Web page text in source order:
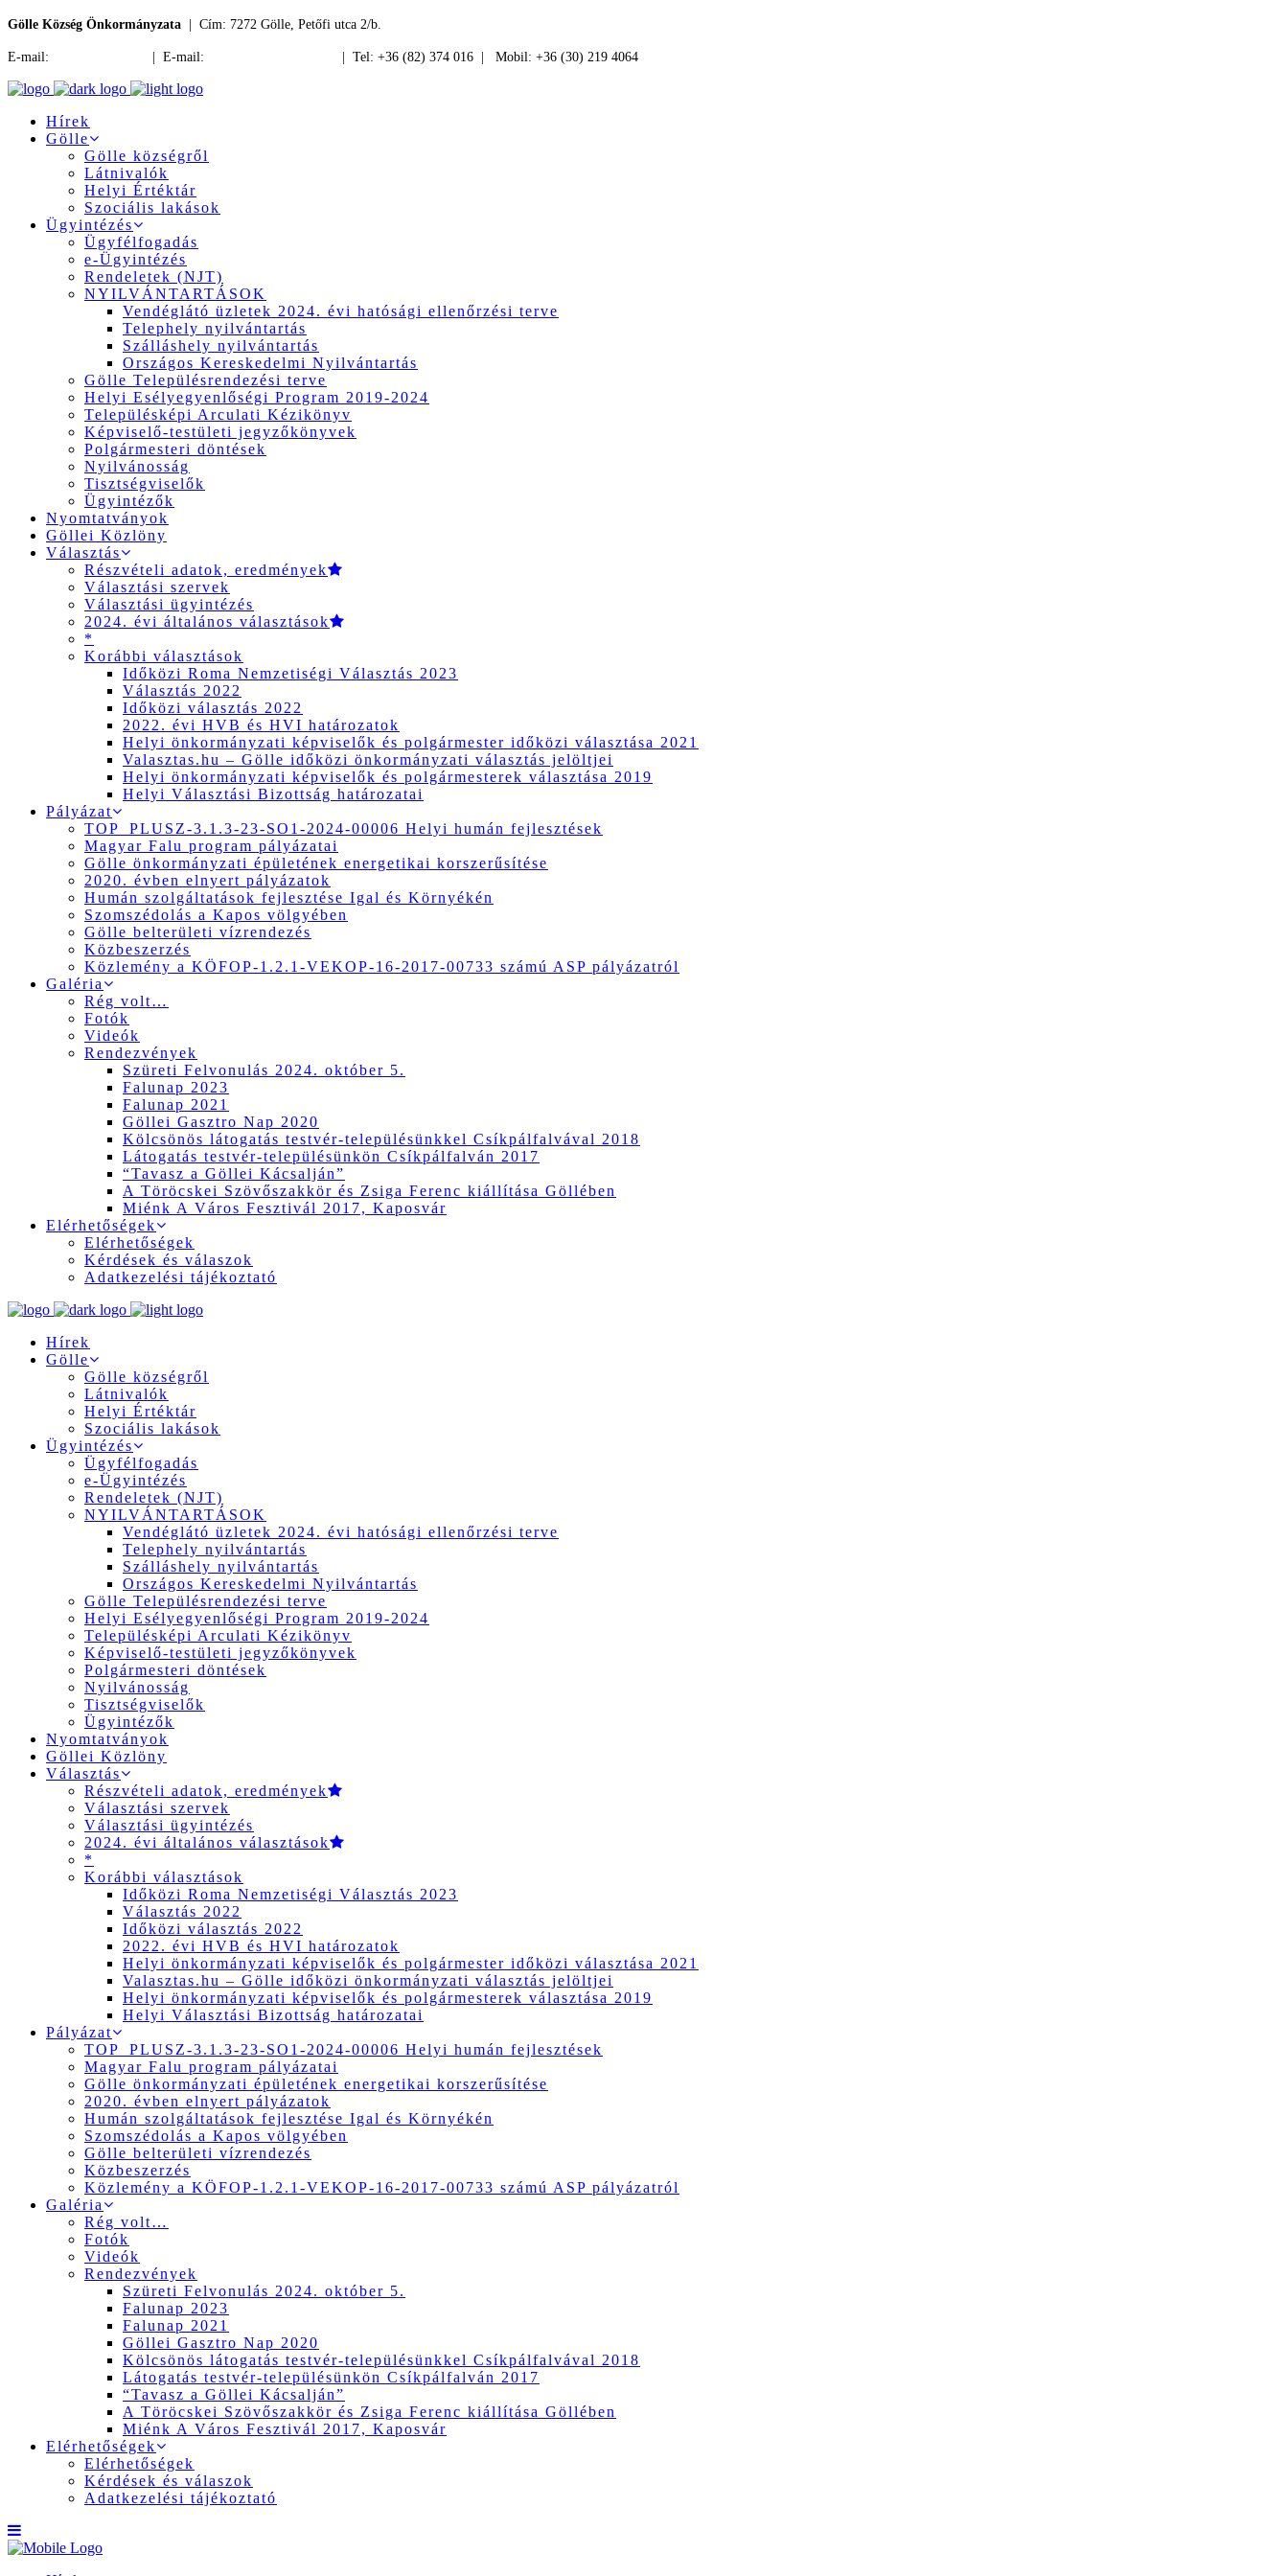
Gölle Község Önkormányzata | Cím: 7272 Gölle, Petőfi utca 2/b.
E-mail: | E-mail: | Tel: +36 (82) 374 016 | Mobil: +36 (30) 219 4064
Hírek
Gölle
Gölle községről
Látnivalók
Helyi Értéktár
Szociális lakások
Ügyintézés
Ügyfélfogadás
e-Ügyintézés
Rendeletek (NJT)
NYILVÁNTARTÁSOK
Vendéglátó üzletek 2024. évi hatósági ellenőrzési terve
Telephely nyilvántartás
Szálláshely nyilvántartás
Országos Kereskedelmi Nyilvántartás
Gölle Településrendezési terve
Helyi Esélyegyenlőségi Program 2019-2024
Településképi Arculati Kézikönyv
Képviselő-testületi jegyzőkönyvek
Polgármesteri döntések
Nyilvánosság
Tisztségviselők
Ügyintézők
Nyomtatványok
Göllei Közlöny
Választás
Részvételi adatok, eredmények
Választási szervek
Választási ügyintézés
2024. évi általános választások
*
Korábbi választások
Időközi Roma Nemzetiségi Választás 2023
Választás 2022
Időközi választás 2022
2022. évi HVB és HVI határozatok
Helyi önkormányzati képviselők és polgármester időközi választása 2021
Valasztas.hu – Gölle időközi önkormányzati választás jelöltjei
Helyi önkormányzati képviselők és polgármesterek választása 2019
Helyi Választási Bizottság határozatai
Pályázat
TOP_PLUSZ-3.1.3-23-SO1-2024-00006 Helyi humán fejlesztések
Magyar Falu program pályázatai
Gölle önkormányzati épületének energetikai korszerűsítése
2020. évben elnyert pályázatok
Humán szolgáltatások fejlesztése Igal és Környékén
Szomszédolás a Kapos völgyében
Gölle belterületi vízrendezés
Közbeszerzés
Közlemény a KÖFOP-1.2.1-VEKOP-16-2017-00733 számú ASP pályázatról
Galéria
Rég volt…
Fotók
Videók
Rendezvények
Szüreti Felvonulás 2024. október 5.
Falunap 2023
Falunap 2021
Göllei Gasztro Nap 2020
Kölcsönös látogatás testvér-településünkkel Csíkpálfalvával 2018
Látogatás testvér-településünkön Csíkpálfalván 2017
“Tavasz a Göllei Kácsalján”
A Töröcskei Szövőszakkör és Zsiga Ferenc kiállítása Göllében
Miénk A Város Fesztivál 2017, Kaposvár
Elérhetőségek
Elérhetőségek
Kérdések és válaszok
Adatkezelési tájékoztató
Hírek
Gölle
Gölle községről
Látnivalók
Helyi Értéktár
Szociális lakások
Ügyintézés
Ügyfélfogadás
e-Ügyintézés
Rendeletek (NJT)
NYILVÁNTARTÁSOK
Vendéglátó üzletek 2024. évi hatósági ellenőrzési terve
Telephely nyilvántartás
Szálláshely nyilvántartás
Országos Kereskedelmi Nyilvántartás
Gölle Településrendezési terve
Helyi Esélyegyenlőségi Program 2019-2024
Településképi Arculati Kézikönyv
Képviselő-testületi jegyzőkönyvek
Polgármesteri döntések
Nyilvánosság
Tisztségviselők
Ügyintézők
Nyomtatványok
Göllei Közlöny
Választás
Részvételi adatok, eredmények
Választási szervek
Választási ügyintézés
2024. évi általános választások
*
Korábbi választások
Időközi Roma Nemzetiségi Választás 2023
Választás 2022
Időközi választás 2022
2022. évi HVB és HVI határozatok
Helyi önkormányzati képviselők és polgármester időközi választása 2021
Valasztas.hu – Gölle időközi önkormányzati választás jelöltjei
Helyi önkormányzati képviselők és polgármesterek választása 2019
Helyi Választási Bizottság határozatai
Pályázat
TOP_PLUSZ-3.1.3-23-SO1-2024-00006 Helyi humán fejlesztések
Magyar Falu program pályázatai
Gölle önkormányzati épületének energetikai korszerűsítése
2020. évben elnyert pályázatok
Humán szolgáltatások fejlesztése Igal és Környékén
Szomszédolás a Kapos völgyében
Gölle belterületi vízrendezés
Közbeszerzés
Közlemény a KÖFOP-1.2.1-VEKOP-16-2017-00733 számú ASP pályázatról
Galéria
Rég volt…
Fotók
Videók
Rendezvények
Szüreti Felvonulás 2024. október 5.
Falunap 2023
Falunap 2021
Göllei Gasztro Nap 2020
Kölcsönös látogatás testvér-településünkkel Csíkpálfalvával 2018
Látogatás testvér-településünkön Csíkpálfalván 2017
“Tavasz a Göllei Kácsalján”
A Töröcskei Szövőszakkör és Zsiga Ferenc kiállítása Göllében
Miénk A Város Fesztivál 2017, Kaposvár
Elérhetőségek
Elérhetőségek
Kérdések és válaszok
Adatkezelési tájékoztató